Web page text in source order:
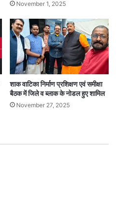
November 1, 2025
शाक वाटिका निर्माण प्रशिक्षण एवं समीक्षा
बैठक में जिले व ब्लाक के नोडल हुए शामिल
November 27, 2025